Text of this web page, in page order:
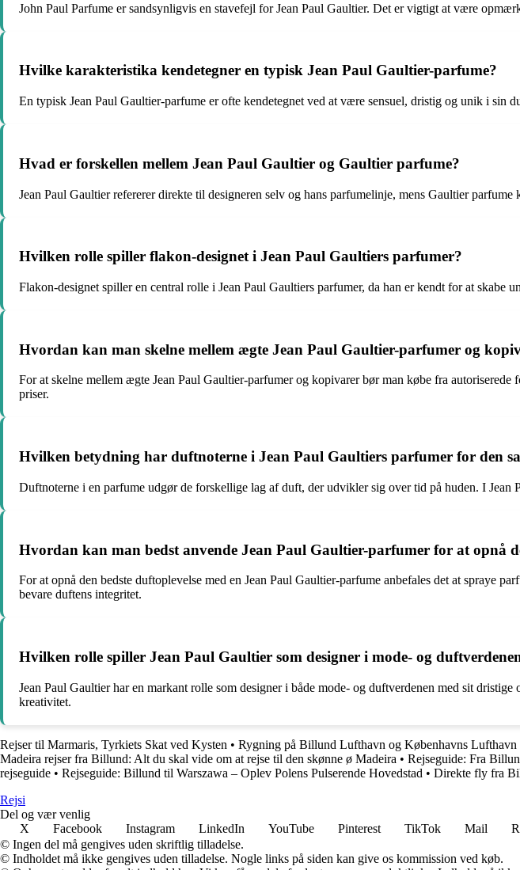
John Paul Parfume er sandsynligvis en stavefejl for Jean Paul Gaultier. Det er vigtigt at være
Hvilke karakteristika kendetegner en typisk Jean Paul Gaultier-parfume?
En typisk Jean Paul Gaultier-parfume er ofte kendetegnet ved at være sensuel, dristig og unik i sin
Hvad er forskellen mellem Jean Paul Gaultier og Gaultier parfume?
Jean Paul Gaultier refererer direkte til designeren selv og hans parfumelinje, mens Gaultier
Hvilken rolle spiller flakon-designet i Jean Paul Gaultiers parfumer?
Flakon-designet spiller en central rolle i Jean Paul Gaultiers parfumer, da han er kendt for at
Hvordan kan man skelne mellem ægte Jean Paul Gaultier-parfumer og
For at skelne mellem ægte Jean Paul Gaultier-parfumer og kopivarer bør man købe fra
priser.
Hvilken betydning har duftnoterne i Jean Paul Gaultiers parfumer for den
Duftnoterne i en parfume udgør de forskellige lag af duft, der udvikler sig over tid på huden. I
Hvordan kan man bedst anvende Jean Paul Gaultier-parfumer for at opnå
For at opnå den bedste duftoplevelse med en Jean Paul Gaultier-parfume anbefales det at spraye
bevare duftens integritet.
Hvilken rolle spiller Jean Paul Gaultier som designer i mode- og
Jean Paul Gaultier har en markant rolle som designer i både mode- og duftverdenen med sit
kreativitet.
Rejser til Marmaris, Tyrkiets Skat ved Kysten • Rygning på Billund Lufthavn og Københavns Lufthavn
Madeira rejser fra Billund: Alt du skal vide om at rejse til den skønne ø Madeira • Rejseguide: Fra
rejseguide • Rejseguide: Billund til Warszawa – Oplev Polens Pulserende Hovedstad • Direkte fly fra
Rejsi
Del og vær venlig
X
Facebook Instagram LinkedIn YouTube Pinterest TikTok Mail
© Ingen del må gengives uden skriftlig tilladelse.
© Indholdet må ikke gengives uden tilladelse. Nogle links på siden kan give os kommission ved køb.